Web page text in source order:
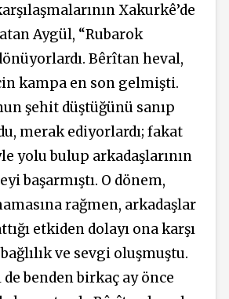
Xakurkê’de
Aygül, “Rubarok
Bêrîtanheval,
kampa en son gelmişti.
şehit düştüğünü sanıp
merak ediyorlardı; fakat
yolu bulup arkadaşlarının
başarmıştı. O dönem,
rağmen, arkadaşlar
etkiden dolayı ona karşı
ve sevgi oluşmuştu.
benden birkaç ay önce